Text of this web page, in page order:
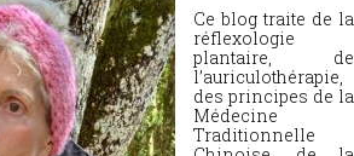
Ce blog traite de la
réflexologie
plantaire, de
l’auriculothérapie,
des principes de la
Médecine
Traditionnelle